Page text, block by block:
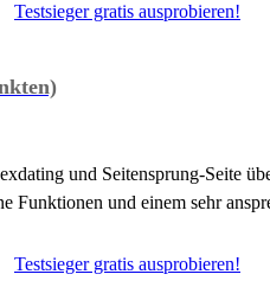
Testsieger gratis ausprobieren!
und Seitensprung-Seite
Funktionen und einem sehr
Testsieger gratis ausprobieren!